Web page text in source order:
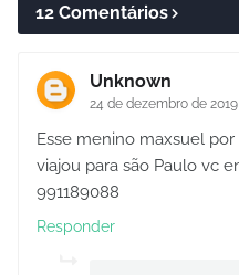
12 Comentários
Unknown
24 de dezembro de 2019
Esse menino maxsuel
viajou para são Paulo vc
991189088
Responder